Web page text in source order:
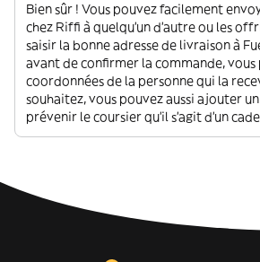
Bien sûr ! Vous pouvez facilement
chez Riffi à quelqu'un d'autre ou les
saisir la bonne adresse de livraison à
avant de confirmer la commande,
coordonnées de la personne qui la
souhaitez, vous pouvez aussi ajouter
prévenir le coursier qu'il s'agit d'un